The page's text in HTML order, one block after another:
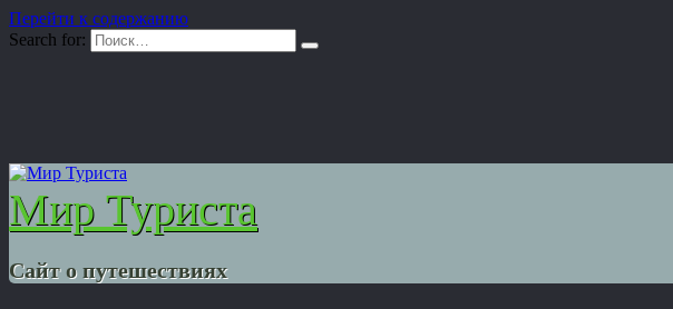
Перейти к содержанию
Search for:
Мир Туриста
Сайт о путешествиях